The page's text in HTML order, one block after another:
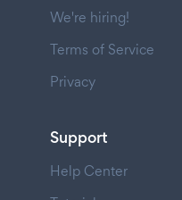
We're hiring!
Terms of Service
Privacy
Support
Help Center